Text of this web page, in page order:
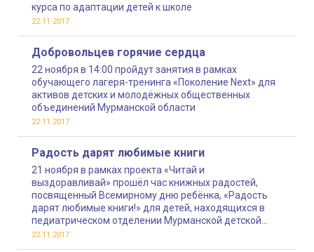
курса по адаптации детей к школе
22.11.2017
Добровольцев горячие сердца
22 ноября в 14:00 пройдут занятия в рамках
обучающего лагеря-тренинга «Поколение Next» для
активов детских и молодёжных общественных
объединений Мурманской области
22.11.2017
Радость дарят любимые книги
21 ноября в рамках проекта «Читай и
выздоравливай» прошёл час книжных радостей,
посвященный Всемирному дню ребёнка, «Радость
дарят любимые книги!» для детей, находящихся в
педиатрическом отделении Мурманской детской
клинической больницы
22.11.2017